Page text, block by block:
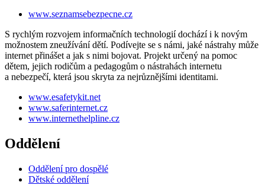
www.seznamsebezpecne.cz
S rychlým rozvojem informačních technologií dochází i k novým
možnostem zneužívání dětí. Podívejte se s námi, jaké nástrahy může
internet přinášet a jak s nimi bojovat. Projekt určený na pomoc
dětem, jejich rodičům a pedagogům o nástrahách internetu
a nebezpečí, která jsou skryta za nejrůznějšími identitami.
www.esafetykit.net
www.saferinternet.cz
www.internethelpline.cz
Oddělení
Oddělení pro dospělé
Dětské oddělení